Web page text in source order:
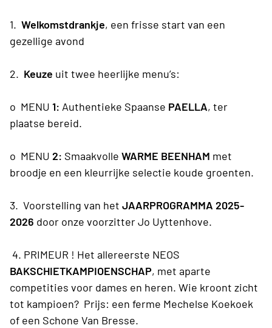
1. Welkomstdrankje, een frisse start van een
gezellige avond
2. Keuze uit twee heerlijke menu’s:
o MENU 1: Authentieke Spaanse PAELLA, ter
plaatse bereid.
o MENU 2: Smaakvolle WARME BEENHAM met
broodje en een kleurrijke selectie koude groenten.
3. Voorstelling van het JAARPROGRAMMA 2025-
2026 door onze voorzitter Jo Uyttenhove.
4. PRIMEUR ! Het allereerste NEOS
BAKSCHIETKAMPIOENSCHAP, met aparte
competities voor dames en heren. Wie kroont zicht
tot kampioen? Prijs: een ferme Mechelse Koekoek
of een Schone Van Bresse.